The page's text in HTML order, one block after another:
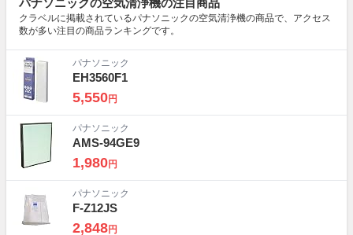
パナソニックの空気清浄機の注目商品
クラベルに掲載されているパナソニックの空気清浄機の商品で、アクセス
数が多い注目の商品ランキングです。
パナソニック
EH3560F1
5,550円
パナソニック
AMS-94GE9
1,980円
パナソニック
F-Z12JS
2,848円